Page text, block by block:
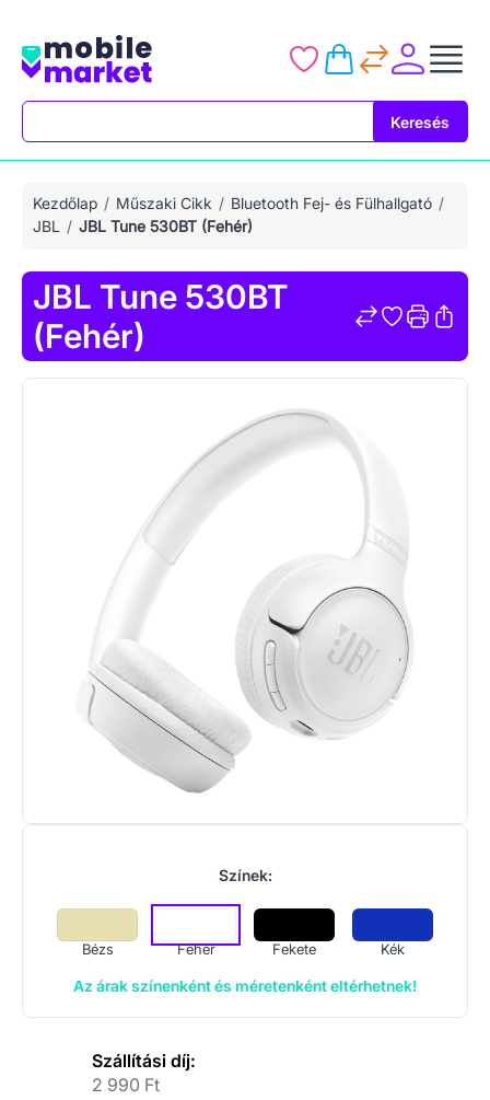
Keresés
Kezdőlap Műszaki Cikk
Bluetooth Fej- és Fülhallgató
JBL
JBL Tune 530BT (Fehér)
JBL Tune 530BT
(Fehér)
Színek:
Bézs Fehér Fekete Kék
Az árak színenként és méretenként eltérhetnek!
Szállítási díj:
2 990 Ft